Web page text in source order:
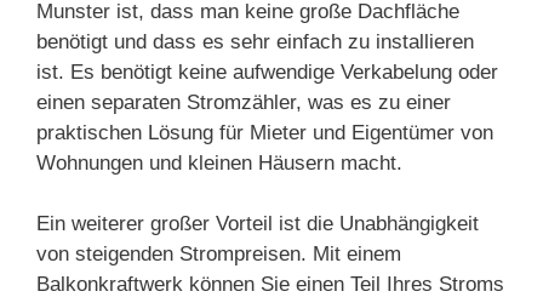
Munster ist, dass man keine große Dachfläche
benötigt und dass es sehr einfach zu installieren
ist. Es benötigt keine aufwendige Verkabelung oder
einen separaten Stromzähler, was es zu einer
praktischen Lösung für Mieter und Eigentümer von
Wohnungen und kleinen Häusern macht.
Ein weiterer großer Vorteil ist die Unabhängigkeit
von steigenden Strompreisen. Mit einem
Balkonkraftwerk können Sie einen Teil Ihres Stroms